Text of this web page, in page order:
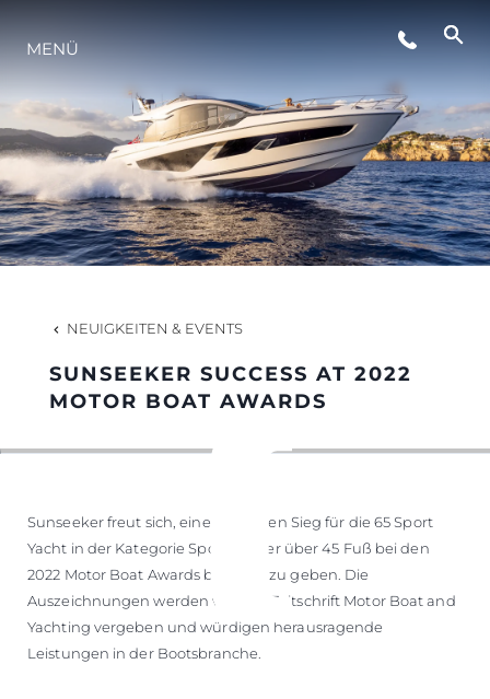
LIFESTYLE
INNOVATION
DIE FIRMA
DAS TEAM
GESCHICHTE
MENÜ
NEUIGKEITEN & EVENTS
SUNSEEKER SUCCESS AT 2022
MOTOR BOAT AWARDS
Sunseeker freut sich, einen weiteren Sieg für die 65 Sport
Yacht in der Kategorie Sport Cruiser über 45 Fuß bei den
2022 Motor Boat Awards bekannt zu geben. Die
Auszeichnungen werden von der Zeitschrift Motor Boat and
Yachting vergeben und würdigen herausragende
Leistungen in der Bootsbranche.